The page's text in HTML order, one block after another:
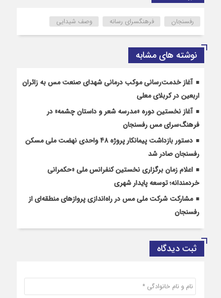
رفسنجان فرهنگسرای رسانه وصف شیدایی
نوشته های مشابه
آغاز خدمت‌رسانی موکب درمانی شهدای صنعت مس به زائران
اربعین در کربلای معلی
آغاز نخستین دوره «مدرسه شعر و داستان چشمه» در
فرهنگ‌سرای مس رفسنجان
دستور بازداشت پیمانکار پروژه ۴۸ واحدی نهضت ملی مسکن
رفسنجان صادر شد
اعلام زمان برگزاری نخستین کنفرانس ملی «حکمرانی
خردمندانه؛ توسعه پایدار شهری
مشارکت شرکت ملی مس در راه‌اندازی پروازهای منطقه‌ای از
رفسنجان
ثبت دیدگاه